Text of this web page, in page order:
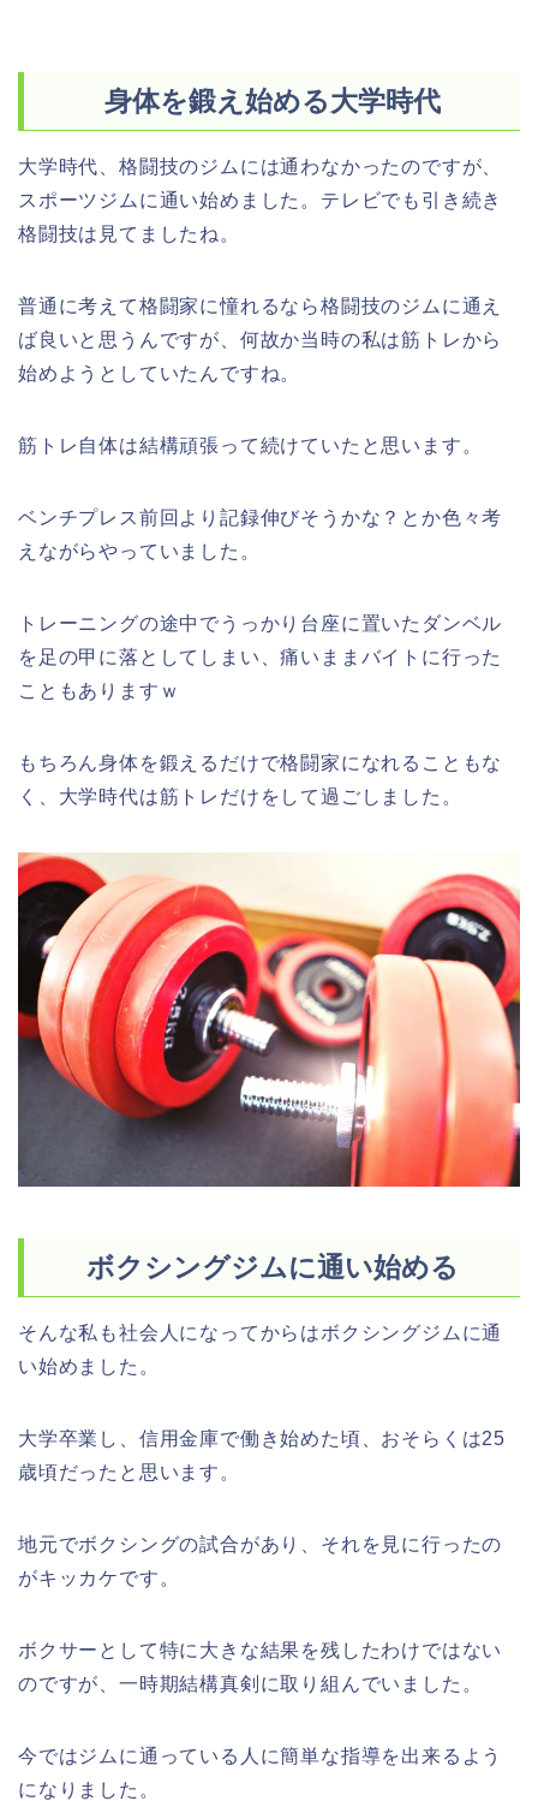
身体を鍛え始める大学時代
大学時代、格闘技のジムには通わなかったのですが、
スポーツジムに通い始めました。テレビでも引き続き
格闘技は見てましたね。
普通に考えて格闘家に憧れるなら格闘技のジムに通え
ば良いと思うんですが、何故か当時の私は筋トレから
始めようとしていたんですね。
筋トレ自体は結構頑張って続けていたと思います。
ベンチプレス前回より記録伸びそうかな？とか色々考
えながらやっていました。
トレーニングの途中でうっかり台座に置いたダンベル
を足の甲に落としてしまい、痛いままバイトに行った
こともありますｗ
もちろん身体を鍛えるだけで格闘家になれることもな
く、大学時代は筋トレだけをして過ごしました。
ボクシングジムに通い始める
そんな私も社会人になってからはボクシングジムに通
い始めました。
大学卒業し、信用金庫で働き始めた頃、おそらくは25
歳頃だったと思います。
地元でボクシングの試合があり、それを見に行ったの
がキッカケです。
ボクサーとして特に大きな結果を残したわけではない
のですが、一時期結構真剣に取り組んでいました。
今ではジムに通っている人に簡単な指導を出来るよう
になりました。